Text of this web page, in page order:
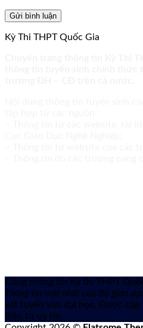
Kỳ Thi THPT Quốc Gia
Cổng thông tin Kỳ thi THPT
Thông tin mới nhất của Bộ giáo
xét tuyển vào đại học. Được
điện tử uy tín.